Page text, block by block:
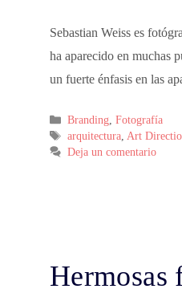
Sebastian Weiss es
ha aparecido en muchas
un fuerte énfasis en las
Branding, Fotografía
arquitectura, Art
Deja un comentario
Hermosas